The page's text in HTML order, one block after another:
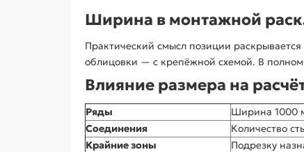
Ширина в монтажной
Практический смысл позиции
облицовки — с крепёжной схемой. В
Влияние размера на
Ряды
Ширина 1000
Соединения
Количество
Крайние зоны
Подрезку